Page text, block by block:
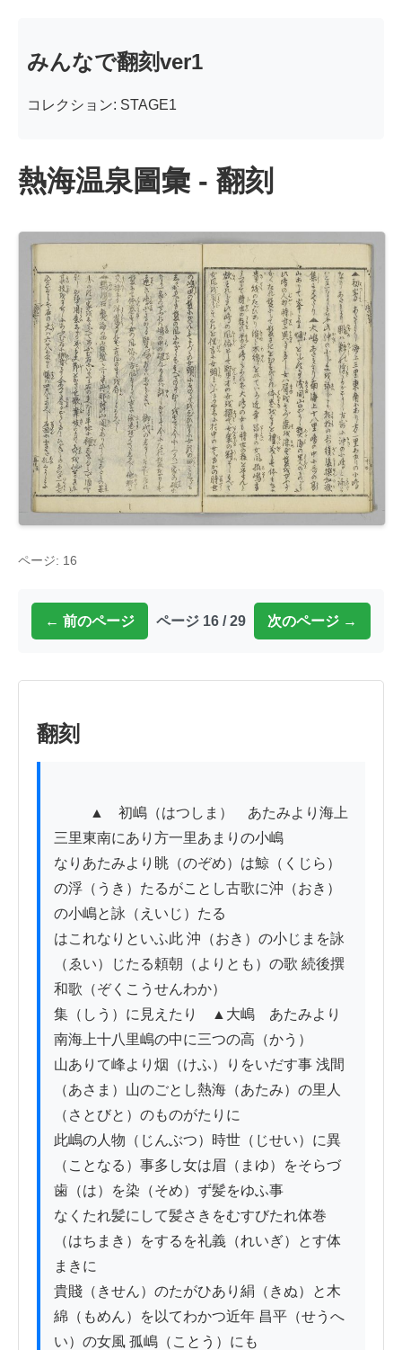
みんなで翻刻ver1
コレクション: STAGE1
熱海温泉圖彙 - 翻刻
ページ: 16
← 前のページ ページ 16 / 29 次のページ →
翻刻
三里東南にあり方一里あまりの小嶋
なりあたみより眺（のぞめ）は鯨（くじら）
の浮（うき）たるがことし古歌に沖（おき）
の小嶋と詠（えいじ）たる
はこれなりといふ此 沖（おき）の小じまを詠
（ゑい）じたる頼朝（よりとも）の歌 続後撰
和歌（ぞくこうせんわか）
集（しう）に見えたり　▲大嶋　あたみより
南海上十八里嶋の中に三つの高（かう）
山ありて峰より烟（けふ）りをいだす事 浅間
（あさま）山のごとし熱海（あたみ）の里人
（さとびと）のものがたりに
此嶋の人物（じんぶつ）時世（じせい）に異
（ことなる）事多し女は眉（まゆ）をそらづ
歯（は）を染（そめ）ず髪をゆふ事
なくたれ髪にして髪さきをむすびたれ体巻
（はちまき）をするを礼義（れいぎ）とす体
まきに
貴賤（きせん）のたがひあり絹（きぬ）と木
綿（もめん）を以てわかつ近年 昌平（せうへ
い）の女風 孤嶋（ことう）にも